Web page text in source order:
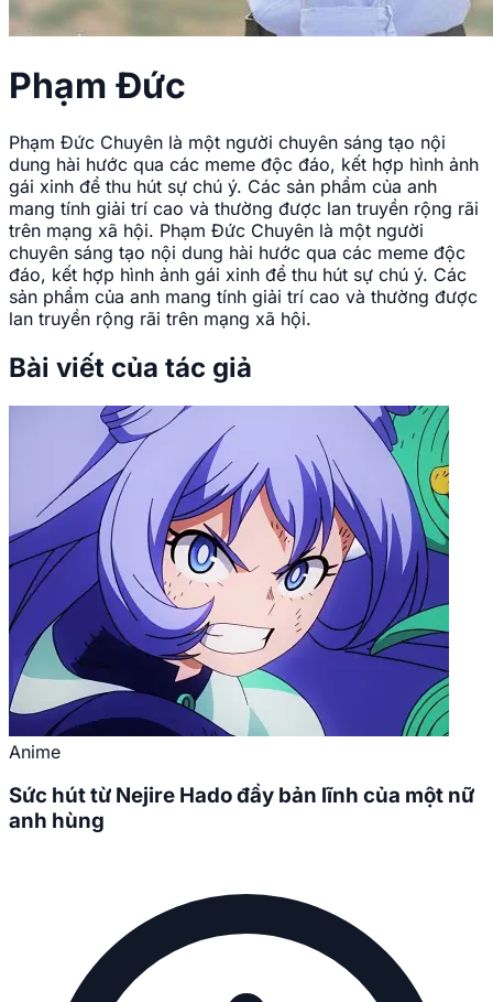
Phạm Đức
Phạm Đức Chuyên là một người chuyên sáng tạo nội
dung hài hước qua các meme độc đáo, kết hợp hình ảnh
gái xinh để thu hút sự chú ý. Các sản phẩm của anh
mang tính giải trí cao và thường được lan truyền rộng rãi
trên mạng xã hội. Phạm Đức Chuyên là một người
chuyên sáng tạo nội dung hài hước qua các meme độc
đáo, kết hợp hình ảnh gái xinh để thu hút sự chú ý. Các
sản phẩm của anh mang tính giải trí cao và thường được
lan truyền rộng rãi trên mạng xã hội.
Bài viết của tác giả
Anime
Sức hút từ Nejire Hado đầy bản lĩnh của một nữ
anh hùng